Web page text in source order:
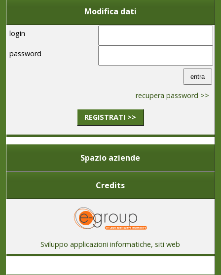
Modifica dati
login
password
recupera password >>
REGISTRATI >>
Spazio aziende
Credits
Sviluppo applicazioni informatiche, siti web